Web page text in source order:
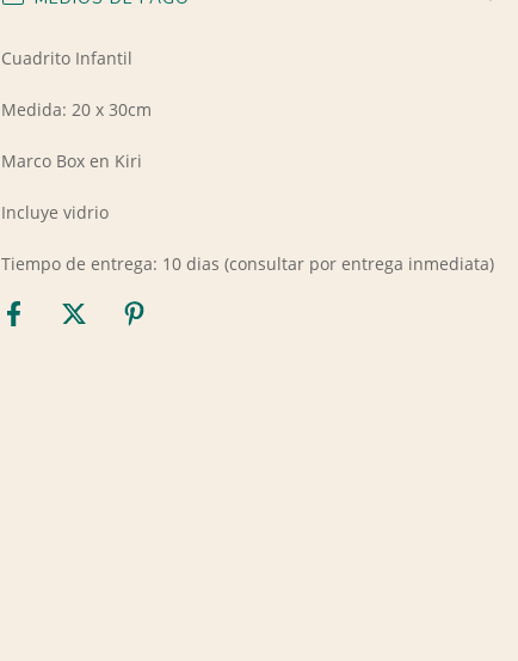
Cuadrito Infantil
Medida: 20 x 30cm
Marco Box en Kiri
Incluye vidrio
Tiempo de entrega: 10 dias (consultar por entrega inmediata)